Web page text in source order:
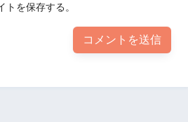
トを保存する。